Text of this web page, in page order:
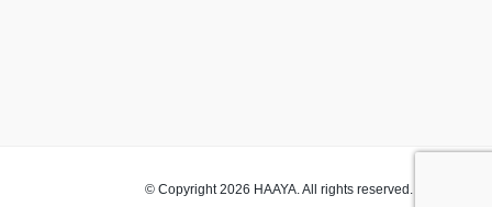
© Copyright 2026 HAAYA. All rights reserved.